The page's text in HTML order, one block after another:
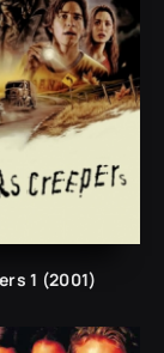
1 (2001)